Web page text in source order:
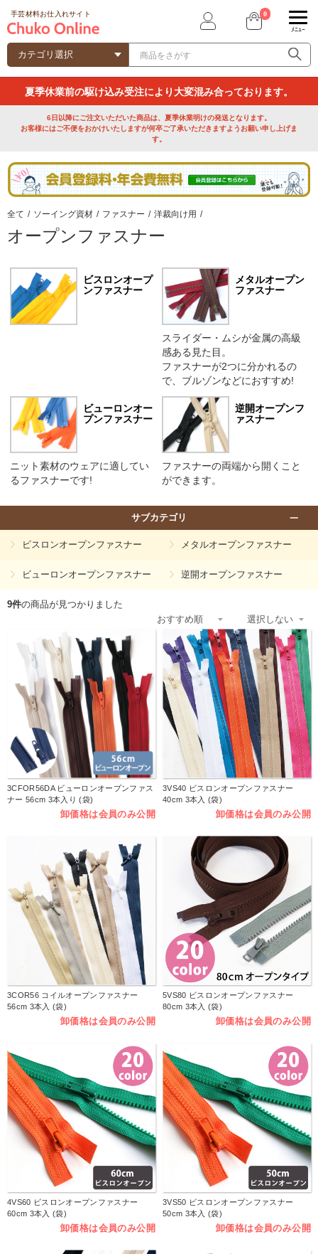
手芸材料お仕入れサイト 0
ﾒﾆｭｰ
夏季休業前の駆け込み受注により大変混み合っております。
6日以降にご注文いただいた商品は、夏季休業明けの発送となります。
お客様にはご不便をおかけいたしますが何卒ご了承いただきますようお願い申し上げま
す。
全て / ソーイング資材 / ファスナー / 洋裁向け用 /
オープンファスナー
ビスロンオープ
ンファスナー
メタルオープン
ファスナー
スライダー・ムシが金属の高級
感ある見た目。
ファスナーが2つに分かれるの
で、ブルゾンなどにおすすめ!
ビューロンオー
プンファスナー
ニット素材のウェアに適してい
るファスナーです!
逆開オープンフ
ァスナー
ファスナーの両端から開くこと
ができます。
サブカテゴリ
ビスロンオープンファスナー メタルオープンファスナー
ビューロンオープンファスナー 逆開オープンファスナー
9件の商品が見つかりました
3CFOR56DA ビューロンオープンファス
ナー 56cm 3本入り (袋)
卸価格は会員のみ公開
3VS40 ビスロンオープンファスナー
40cm 3本入 (袋)
卸価格は会員のみ公開
3COR56 コイルオープンファスナー
56cm 3本入 (袋)
卸価格は会員のみ公開
5VS80 ビスロンオープンファスナー
80cm 3本入 (袋)
卸価格は会員のみ公開
4VS60 ビスロンオープンファスナー
60cm 3本入 (袋)
卸価格は会員のみ公開
3VS50 ビスロンオープンファスナー
50cm 3本入 (袋)
卸価格は会員のみ公開